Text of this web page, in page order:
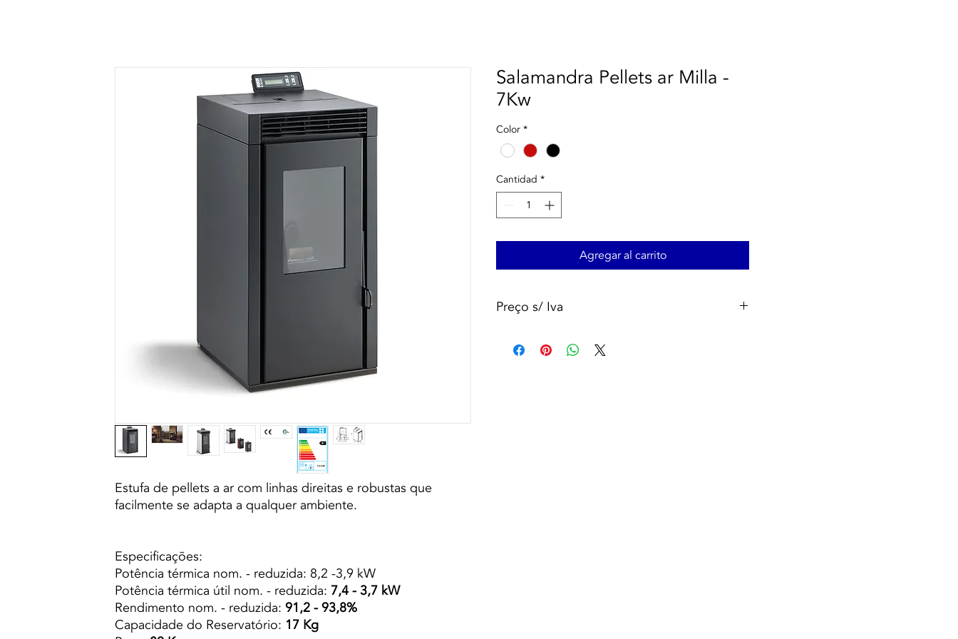
Estufa de pellets a ar com linhas direitas e robustas que
facilmente se adapta a qualquer ambiente.
Especificações:
Potência térmica nom. - reduzida: 8,2 -3,9 kW
Potência térmica útil nom. - reduzida: 7,4 - 3,7 kW
Rendimento nom. - reduzida: 91,2 - 93,8%
Capacidade do Reservatório: 17 Kg
Salamandra Pellets ar Milla -
7Kw
Color *
Cantidad *
Agregar al carrito
Preço s/ Iva